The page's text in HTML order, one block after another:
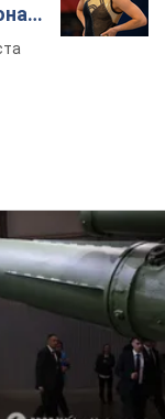
а Трамп
Украине?